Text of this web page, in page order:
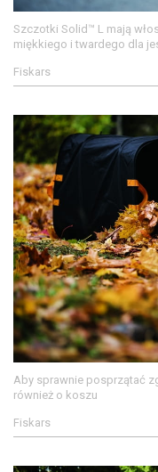
Szczotki Solid™ L mają
miękkiego i twardego dla
Fiskars
Aby sprawnie posprzątać
również o koszu
Fiskars